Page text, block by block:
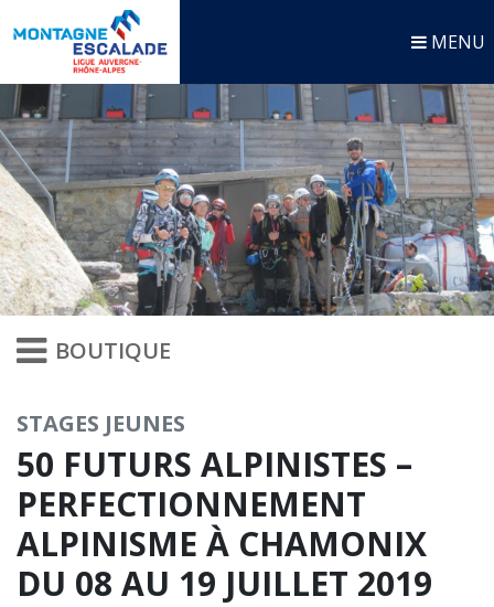
MENU
BOUTIQUE
STAGES JEUNES
50 FUTURS ALPINISTES –
PERFECTIONNEMENT
ALPINISME À CHAMONIX
DU 08 AU 19 JUILLET 2019